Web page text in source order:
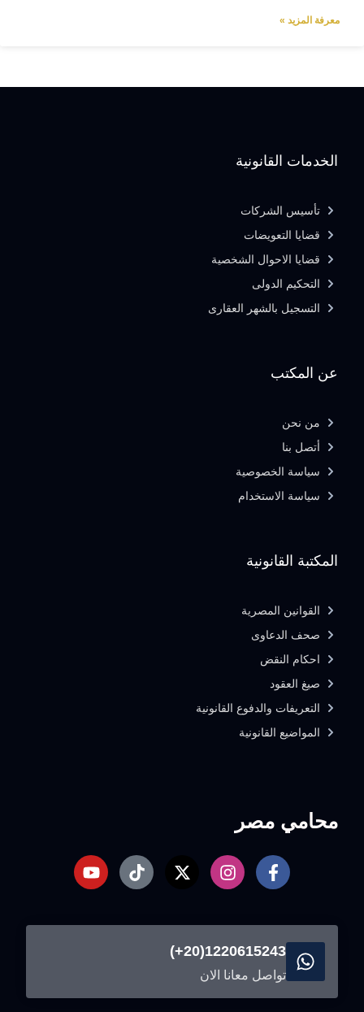
معرفة المزيد »
محامي مصر
1220615243(20+)
تواصل معانا الان
المكتبة القانونية
القوانين المصرية
صحف الدعاوى
احكام النقض
صيغ العقود
التعريفات والدفوع القانونية
المواضيع القانونية
عن المكتب
من نحن
أتصل بنا
سياسة الخصوصية
سياسة الاستخدام
الخدمات القانونية
تأسيس الشركات
قضايا التعويضات
قضايا الاحوال الشخصية
التحكيم الدولى
التسجيل بالشهر العقارى